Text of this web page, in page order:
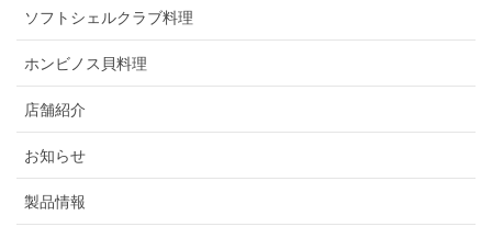
ソフトシェルクラブ料理
ホンビノス貝料理
店舗紹介
お知らせ
製品情報